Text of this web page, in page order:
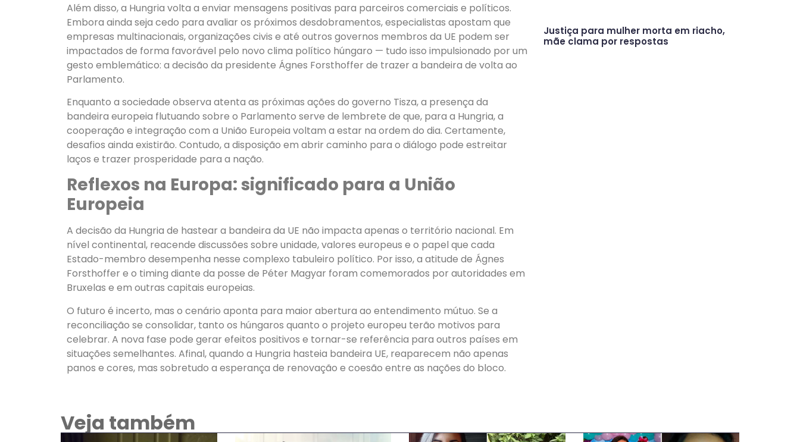
Além disso, a Hungria volta a enviar mensagens positivas para parceiros comerciais e políticos.
Embora ainda seja cedo para avaliar os próximos desdobramentos, especialistas apostam que
empresas multinacionais, organizações civis e até outros governos membros da UE podem ser
impactados de forma favorável pelo novo clima político húngaro — tudo isso impulsionado por um
gesto emblemático: a decisão da presidente Ágnes Forsthoffer de trazer a bandeira de volta ao
Parlamento.
Enquanto a sociedade observa atenta as próximas ações do governo Tisza, a presença da
bandeira europeia flutuando sobre o Parlamento serve de lembrete de que, para a Hungria, a
cooperação e integração com a União Europeia voltam a estar na ordem do dia. Certamente,
desafios ainda existirão. Contudo, a disposição em abrir caminho para o diálogo pode estreitar
laços e trazer prosperidade para a nação.
Reflexos na Europa: significado para a União
Europeia
A decisão da Hungria de hastear a bandeira da UE não impacta apenas o território nacional. Em
nível continental, reacende discussões sobre unidade, valores europeus e o papel que cada
Estado-membro desempenha nesse complexo tabuleiro político. Por isso, a atitude de Ágnes
Forsthoffer e o timing diante da posse de Péter Magyar foram comemorados por autoridades em
Bruxelas e em outras capitais europeias.
O futuro é incerto, mas o cenário aponta para maior abertura ao entendimento mútuo. Se a
reconciliação se consolidar, tanto os húngaros quanto o projeto europeu terão motivos para
celebrar. A nova fase pode gerar efeitos positivos e tornar-se referência para outros países em
situações semelhantes. Afinal, quando a Hungria hasteia bandeira UE, reaparecem não apenas
panos e cores, mas sobretudo a esperança de renovação e coesão entre as nações do bloco.
Justiça para mulher morta em riacho,
mãe clama por respostas
Veja também